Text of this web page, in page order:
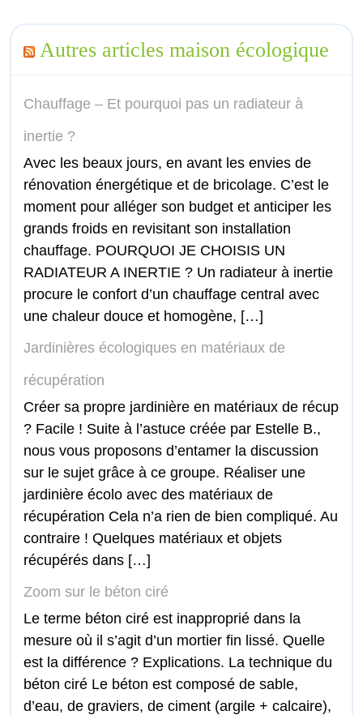
Autres articles maison écologique
Chauffage – Et pourquoi pas un radiateur à
inertie ?
Avec les beaux jours, en avant les envies de
rénovation énergétique et de bricolage. C’est le
moment pour alléger son budget et anticiper les
grands froids en revisitant son installation
chauffage. POURQUOI JE CHOISIS UN
RADIATEUR A INERTIE ? Un radiateur à inertie
procure le confort d’un chauffage central avec
une chaleur douce et homogène, […]
Jardinières écologiques en matériaux de
récupération
Créer sa propre jardinière en matériaux de récup
? Facile ! Suite à l’astuce créée par Estelle B.,
nous vous proposons d’entamer la discussion
sur le sujet grâce à ce groupe. Réaliser une
jardinière écolo avec des matériaux de
récupération Cela n’a rien de bien compliqué. Au
contraire ! Quelques matériaux et objets
récupérés dans […]
Zoom sur le béton ciré
Le terme béton ciré est inapproprié dans la
mesure où il s’agit d’un mortier fin lissé. Quelle
est la différence ? Explications. La technique du
béton ciré Le béton est composé de sable,
d’eau, de graviers, de ciment (argile + calcaire),